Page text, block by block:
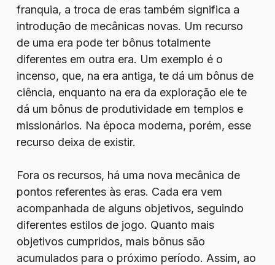
franquia, a troca de eras também significa a
introdução de mecânicas novas. Um recurso
de uma era pode ter bônus totalmente
diferentes em outra era. Um exemplo é o
incenso, que, na era antiga, te dá um bônus de
ciência, enquanto na era da exploração ele te
dá um bônus de produtividade em templos e
missionários. Na época moderna, porém, esse
recurso deixa de existir.
Fora os recursos, há uma nova mecânica de
pontos referentes às eras. Cada era vem
acompanhada de alguns objetivos, seguindo
diferentes estilos de jogo. Quanto mais
objetivos cumpridos, mais bônus são
acumulados para o próximo período. Assim, ao